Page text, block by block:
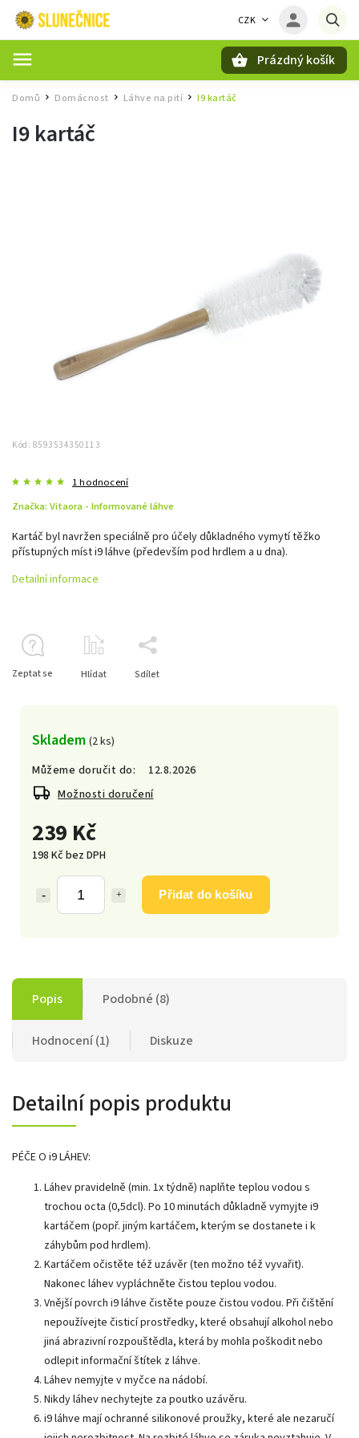
CZK
Prázdný košík
Domů / Domácnost Láhve na pití / I9 kartáč
I9 kartáč
Kód: 8593534350113
1 hodnocení
Značka: Vitaora - Informované láhve
239 Kč
198 Kč bez DPH
Přidat do košíku
Skladem (2 ks)
Můžeme doručit do:
12.8.2026
Možnosti doručení
Kartáč byl navržen speciálně pro účely důkladného vymytí těžko
přístupných míst i9 láhve (především pod hrdlem a u dna).
Detailní informace
Zeptat se Hlídat Sdílet
Popis Podobné (8)
Hodnocení (1) Diskuze
Detailní popis produktu
PÉČE O i9 LÁHEV:
Láhev pravidelně (min. 1x týdně) naplňte teplou vodou s
trochou octa (0,5dcl). Po 10 minutách důkladně vymyjte i9
kartáčem (popř. jiným kartáčem, kterým se dostanete i k
záhybům pod hrdlem).
Kartáčem očistěte též uzávěr (ten možno též vyvařit).
Nakonec láhev vypláchněte čistou teplou vodou.
Vnější povrch i9 láhve čistěte pouze čistou vodou. Při čištění
nepoužívejte čisticí prostředky, které obsahují alkohol nebo
jiná abrazivní rozpouštědla, která by mohla poškodit nebo
odlepit informační štítek z láhve.
Láhev nemyjte v myčce na nádobí.
Nikdy láhev nechytejte za poutko uzávěru.
i9 láhve mají ochranné silikonové proužky, které ale nezaručí